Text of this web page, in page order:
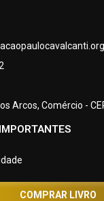
Arcos, Comércio -
COMPRAR LIVRO